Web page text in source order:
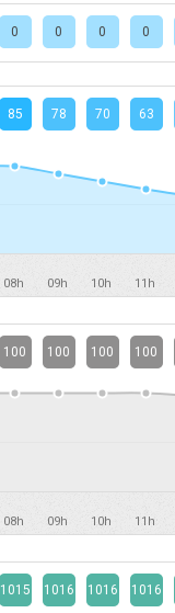
0 0 0 0
85 78 70 63
08h 09h 10h 11h
100 100 100 100
08h 09h 10h 11h
1015 1016 1016 1016